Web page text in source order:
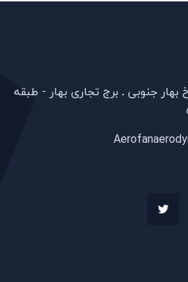
بهار جنوبی ـ برج تجاری بهار - طبقه